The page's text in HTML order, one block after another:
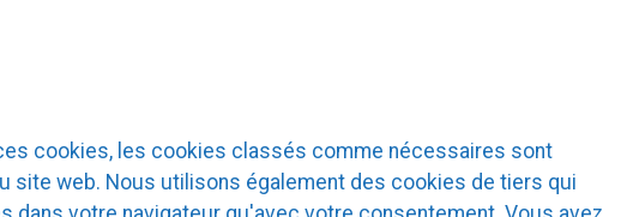
cookies, les cookies classés comme nécessaires sont
web. Nous utilisons également des cookies de tiers qui